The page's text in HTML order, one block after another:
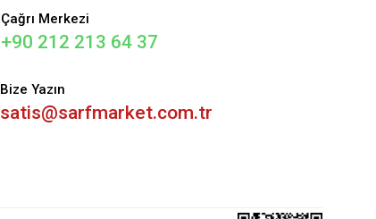
Çağrı Merkezi
+90 212 213 64 37
Bize Yazın
satis@sarfmarket.com.tr